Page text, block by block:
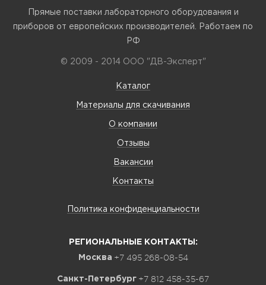
Прямые поставки лабораторного оборудования и
приборов от европейских производителей. Работаем по
РФ
© 2009 - 2014 ООО "ДВ-Эксперт"
Каталог
Материалы для скачивания
О компании
Отзывы
Вакансии
Контакты
Политика конфиденциальности
РЕГИОНАЛЬНЫЕ КОНТАКТЫ:
Москва +7 495 268-08-54
Санкт-Петербург +7 812 458-35-67